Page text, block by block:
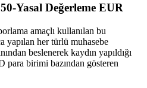
Yasal Değerleme EUR
amaçlı kullanılan bu
yapılan her türlü muhasebe
beslenerek kaydın yapıldığı
para birimi bazından gösteren